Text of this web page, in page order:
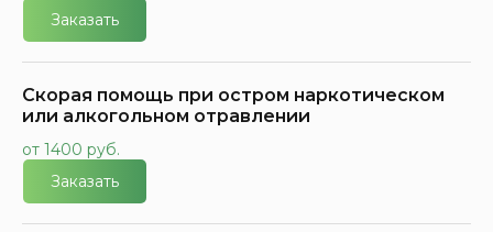
Заказать
Скорая помощь при остром наркотическом
или алкогольном отравлении
от 1400 руб.
Заказать